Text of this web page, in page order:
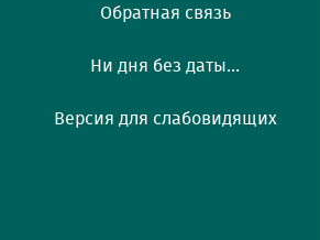
Обратная связь
Ни дня без даты...
Версия для слабовидящих